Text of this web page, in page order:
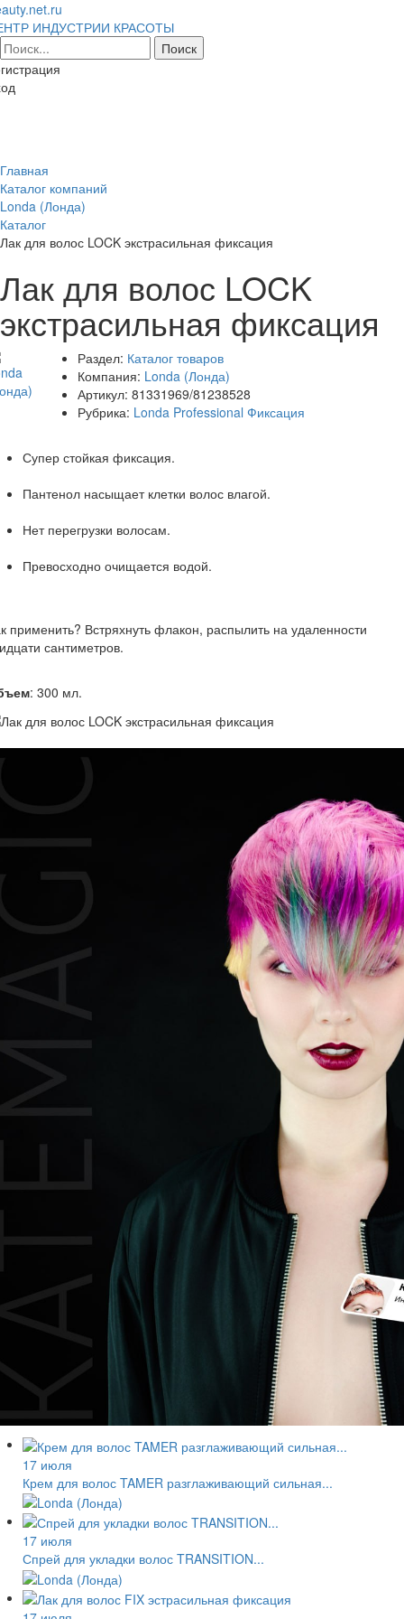
ИНДУСТРИИ КРАСОТЫ
Главная
Каталог компаний
Londa (Лонда)
Каталог
Лак для волос LOCK экстрасильная фиксация
Лак для волос LOCK
экстрасильная фиксация
Раздел: Каталог товаров
Компания: Londa (Лонда)
Артикул: 81331969/81238528
Рубрика: Londa Professional Фиксация
Супер стойкая фиксация.
Пантенол насыщает клетки волос влагой.
Нет перегрузки волосам.
Превосходно очищается водой.
применить? Встряхнуть флакон, распылить на удаленности
сантиметров.
: 300 мл.
17 июля
Крем для волос TAMER разглаживающий сильная...
17 июля
Спрей для укладки волос TRANSITION...